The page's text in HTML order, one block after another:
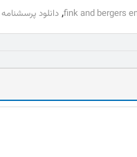
fink and bergers
, دانلود پرسشنامه fink and bergers emotionality questionnaire